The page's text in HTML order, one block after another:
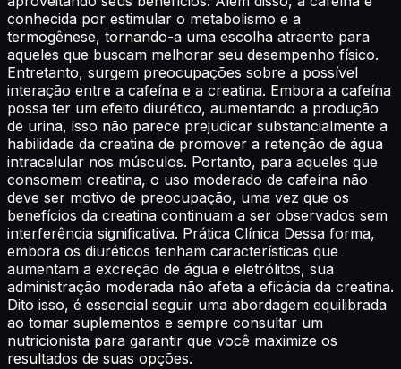
conhecida por estimular o metabolismo e a
termogênese, tornando-a uma escolha atraente para
aqueles que buscam melhorar seu desempenho físico.
Entretanto, surgem preocupações sobre a possível
interação entre a cafeína e a creatina. Embora a cafeína
possa ter um efeito diurético, aumentando a produção
de urina, isso não parece prejudicar substancialmente a
habilidade da creatina de promover a retenção de água
intracelular nos músculos. Portanto, para aqueles que
consomem creatina, o uso moderado de cafeína não
deve ser motivo de preocupação, uma vez que os
benefícios da creatina continuam a ser observados sem
interferência significativa. Prática Clínica Dessa forma,
embora os diuréticos tenham características que
aumentam a excreção de água e eletrólitos, sua
administração moderada não afeta a eficácia da creatina.
Dito isso, é essencial seguir uma abordagem equilibrada
ao tomar suplementos e sempre consultar um
nutricionista para garantir que você maximize os
resultados de suas opções.